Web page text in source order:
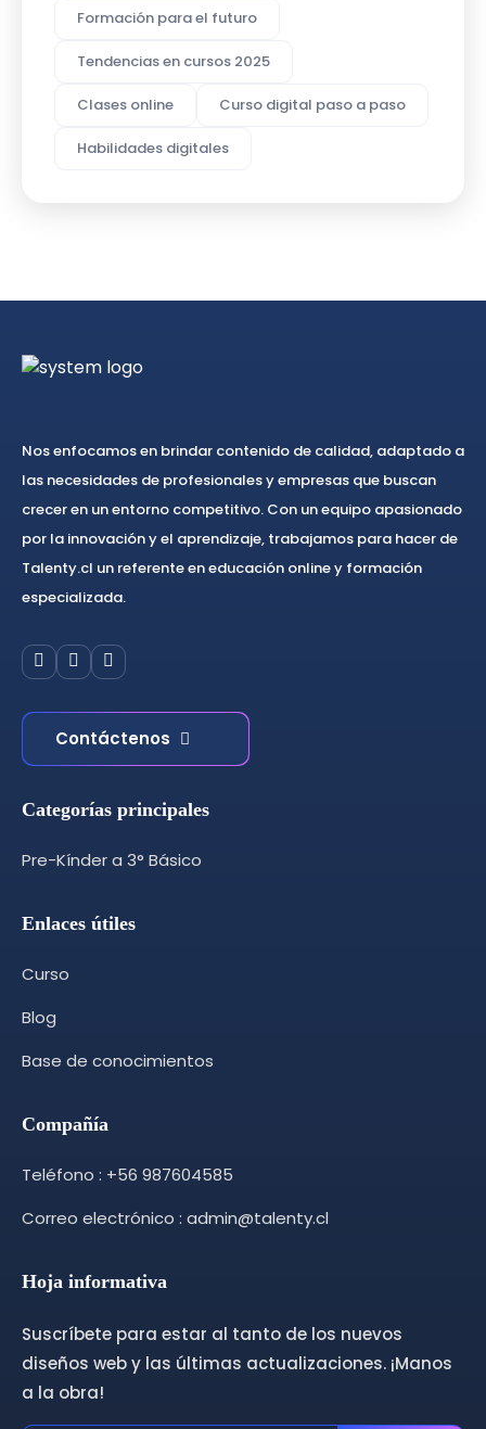
Formación para el futuro
Tendencias en cursos 2025
Clases online Curso digital paso a paso
Habilidades digitales
Nos enfocamos en brindar contenido de calidad, adaptado a
las necesidades de profesionales y empresas que buscan
crecer en un entorno competitivo. Con un equipo apasionado
por la innovación y el aprendizaje, trabajamos para hacer de
Talenty.cl un referente en educación online y formación
especializada.
Contáctenos
Categorías principales
Pre-Kínder a 3° Básico
Enlaces útiles
Curso
Blog
Base de conocimientos
Compañía
Teléfono : +56 987604585
Correo electrónico : admin@talenty.cl
Hoja informativa
Suscríbete para estar al tanto de los nuevos
diseños web y las últimas actualizaciones. ¡Manos
a la obra!